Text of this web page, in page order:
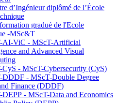
d’Ingénieur diplômé de l’École
gradué de l'Ecole
-MSc&T
AI-ViC - MScT-Artificial
and Advanced Visual
CyS - MScT-Cybersecurity (CyS)
DDDF - MScT-Double Degree
Finance (DDDF)
DEPP - MScT-Data and Economics